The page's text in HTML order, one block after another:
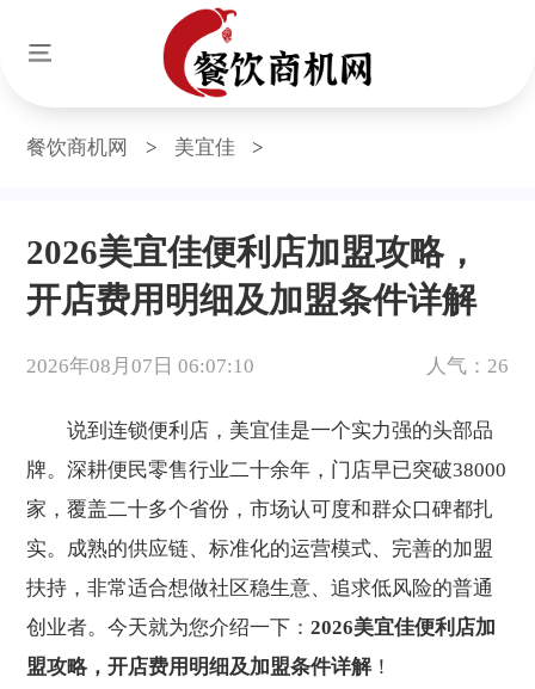
餐饮商机网 > 美宜佳 >
2026美宜佳便利店加盟攻略，
开店费用明细及加盟条件详解
2026年08月07日 06:07:10 人气：26
说到连锁便利店，美宜佳是一个实力强的头部品
牌。深耕便民零售行业二十余年，门店早已突破38000
家，覆盖二十多个省份，市场认可度和群众口碑都扎
实。成熟的供应链、标准化的运营模式、完善的加盟
扶持，非常适合想做社区稳生意、追求低风险的普通
创业者。今天就为您介绍一下：2026美宜佳便利店加
盟攻略，开店费用明细及加盟条件详解！